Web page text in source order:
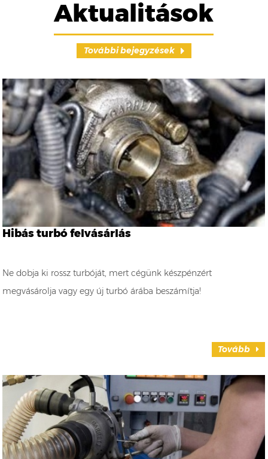
Aktualitások
További bejegyzések
Hibás turbó felvásárlás
Ne dobja ki rossz turbóját, mert cégünk készpénzért
megvásárolja vagy egy új turbó árába beszámítja!
Tovább